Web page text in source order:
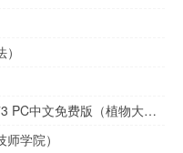
植物大战僵尸2010原版 V1.2.0.1073 PC中文免费版（植物大战僵尸2010原版 V1.2.0.1073 PC中文免费版功能简介）
学院）